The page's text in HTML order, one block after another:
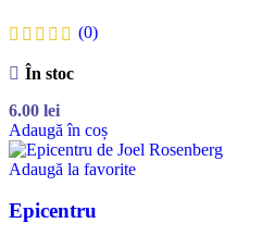
(0)
În stoc
6.00 lei
Adaugă în coș
Adaugă la favorite
Epicentru